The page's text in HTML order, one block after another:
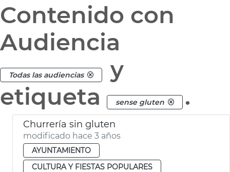
Contenido con
Audiencia
Todas las audiencias
y
etiqueta
sense gluten .
Churrería sin gluten
modificado hace 3 años
AYUNTAMIENTO
CULTURA Y FIESTAS POPULARES